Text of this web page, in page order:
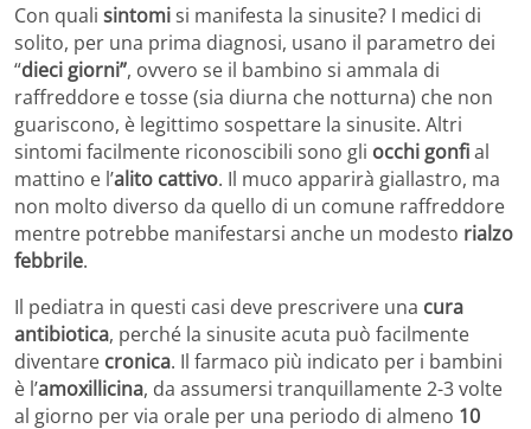
Con quali sintomisi manifesta la sinusite? I medici di
solito, per una prima diagnosi, usano il parametro dei
“dieci giorni”, ovvero se il bambino si ammala di
raffreddore e tosse (sia diurna che notturna) che non
guariscono, è legittimo sospettare la sinusite. Altri
sintomi facilmente riconoscibili sono gli occhi gonfial
mattino e l’alito cattivo. Il muco apparirà giallastro, ma
non molto diverso da quello di un comune raffreddore
mentre potrebbe manifestarsi anche un modesto rialzo
febbrile.
Il pediatra in questi casi deve prescrivere una cura
antibiotica, perché la sinusite acuta può facilmente
diventare cronica. Il farmaco più indicato per i bambini
è l’amoxillicina, da assumersi tranquillamente 2-3 volte
al giorno per via orale per una periodo di almeno 10